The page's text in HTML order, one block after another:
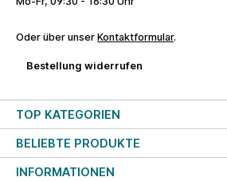
Oder über unser Kontaktformular.
Bestellung widerrufen
TOP KATEGORIEN
BELIEBTE PRODUKTE
INFORMATIONEN